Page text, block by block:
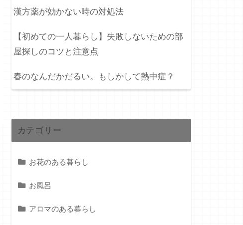
漢方薬が効かない時の対処法
【初めての一人暮らし】失敗しないための部
屋探しのコツと注意点
春のなんだかだるい。もしかして熱中症？
カテゴリー
お花のある暮らし
お風呂
アロマのある暮らし